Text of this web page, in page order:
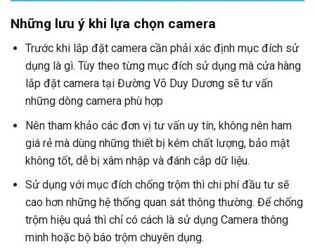
Những lưu ý khi lựa chọn camera
Trước khi lắp đặt camera cần phải xác định mục đích sử
dụng là gì. Tùy theo từng mục đích sử dụng mà cửa hàng
lắp đặt camera tại Đường Võ Duy Dương sẽ tư vấn
những dòng camera phù hợp
Nên tham khảo các đơn vị tư vấn uy tín, không nên ham
giá rẻ mà dùng những thiết bị kém chất lượng, bảo mật
không tốt, dễ bị xâm nhập và đánh cắp dữ liệu.
Sử dụng với mục đích chống trộm thì chi phí đầu tư sẽ
cao hơn những hệ thống quan sát thông thường. Để chống
trộm hiệu quả thì chỉ có cách là sử dụng Camera thông
minh hoặc bộ báo trộm chuyên dụng.